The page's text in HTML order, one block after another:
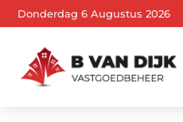
Donderdag 6 Augustus 2026